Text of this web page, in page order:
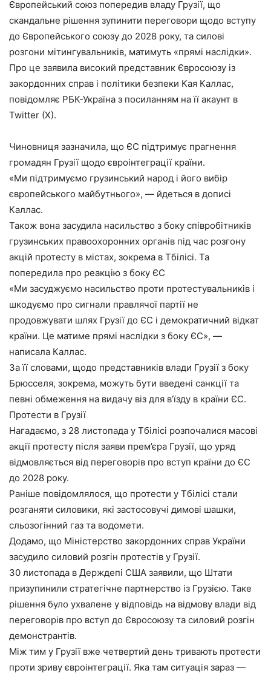
Європейський союз попередив владу Грузії, що
скандальне рішення зупинити переговори щодо вступу
до Європейського союзу до 2028 року, та силові
розгони мітингувальників, матимуть «прямі наслідки».
Про це заявила високий представник Євросоюзу із
закордонних справ і політики безпеки Кая Каллас,
повідомляє РБК-Україна з посиланням на її акаунт в
Twitter (X).
Чиновниця зазначила, що ЄС підтримує прагнення
громадян Грузії щодо євроінтеграції країни.
«Ми підтримуємо грузинський народ і його вибір
європейського майбутнього», — йдеться в дописі
Каллас.
Також вона засудила насильство з боку співробітників
грузинських правоохоронних органів під час розгону
акцій протесту в містах, зокрема в Тбілісі. Та
попередила про реакцію з боку ЄС
«Ми засуджуємо насильство проти протестувальників і
шкодуємо про сигнали правлячої партії не
продовжувати шлях Грузії до ЄС і демократичний відкат
країни. Це матиме прямі наслідки з боку ЄС», —
написала Каллас.
За її словами, щодо представників влади Грузії з боку
Брюсселя, зокрема, можуть бути введені санкції та
певні обмеження на видачу віз для в’їзду в країни ЄС.
Протести в Грузії
Нагадаємо, з 28 листопада у Тбілісі розпочалися масові
акції протесту після заяви прем’єра Грузії, що уряд
відмовляється від переговорів про вступ країни до ЄС
до 2028 року.
Раніше повідомлялося, що протести у Тбілісі стали
розганяти силовики, які застосовучі димові шашки,
сльозогінний газ та водомети.
Додамо, що Міністерство закордонних справ України
засудило силовий розгін протестів у Грузії.
30 листопада в Держдепі США заявили, що Штати
призупинили стратегічне партнерство із Грузією. Таке
рішення було ухвалене у відповідь на відмову влади від
переговорів про вступ до Євросоюзу та силовий розгін
демонстрантів.
Між тим у Грузії вже четвертий день тривають протести
проти зриву євроінтеграції. Яка там ситуація зараз —